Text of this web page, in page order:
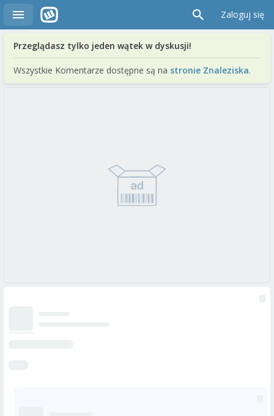
Zaloguj się
Przeglądasz tylko jeden wątek w dyskusji!
Wszystkie Komentarze dostępne są na stronie Znaleziska.